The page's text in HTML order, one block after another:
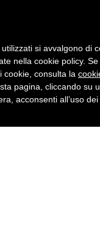
si avvalgono di
nella cookie policy.
cookie, consulta la
pagina, cliccando su
acconsenti all’uso